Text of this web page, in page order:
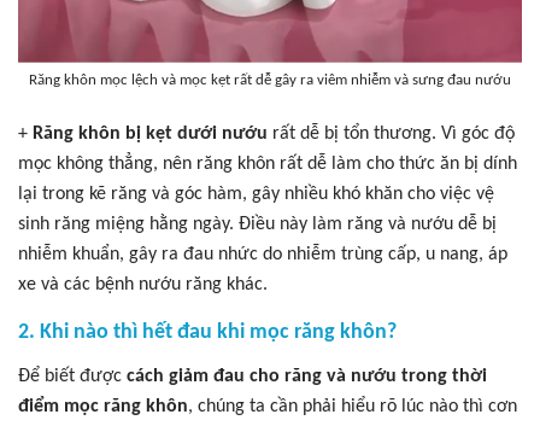
Răng khôn mọc lệch và mọc kẹt rất dễ gây ra viêm nhiễm và sưng đau nướu
+ Răng khôn bị kẹt dưới nướu rất dễ bị tổn thương. Vì góc độ
mọc không thẳng, nên răng khôn rất dễ làm cho thức ăn bị dính
lại trong kẽ răng và góc hàm, gây nhiều khó khăn cho việc vệ
sinh răng miệng hằng ngày. Điều này làm răng và nướu dễ bị
nhiễm khuẩn, gây ra đau nhức do nhiễm trùng cấp, u nang, áp
xe và các bệnh nướu răng khác.
2. Khi nào thì hết đau khi mọc răng khôn?
Để biết được cách giảm đau cho răng và nướu trong thời
điểm mọc răng khôn, chúng ta cần phải hiểu rõ lúc nào thì cơn